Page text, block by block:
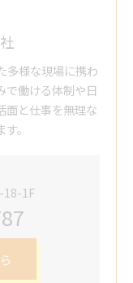
多様な現場に携わ
で働ける体制や日
面と仕事を無理な
。
18-1F